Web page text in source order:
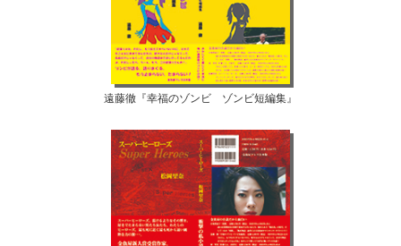
遠藤徹『幸福のゾンビ ゾンビ短編集』